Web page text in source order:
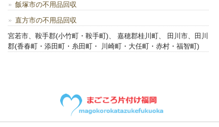
飯塚市の不用品回収
直方市の不用品回収
宮若市、鞍手郡(小竹町・鞍手町)、 嘉穂郡桂川町、 田川市、田川
郡(香春町・添田町・糸田町・ 川崎町・大任町・赤村・福智町)